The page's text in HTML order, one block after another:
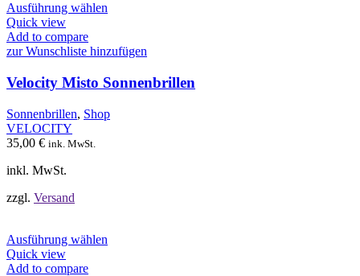
Ausführung wählen
mehrere
auf.
Die
können
Quick view
Add to compare
zur Wunschliste hinzufügen
Velocity Misto Sonnenbrillen
Sonnenbrillen, Shop
VELOCITY
35,00 € ink. MwSt.
inkl. MwSt.
zzgl. Versand
Ausführung wählen
Quick view
Add to compare